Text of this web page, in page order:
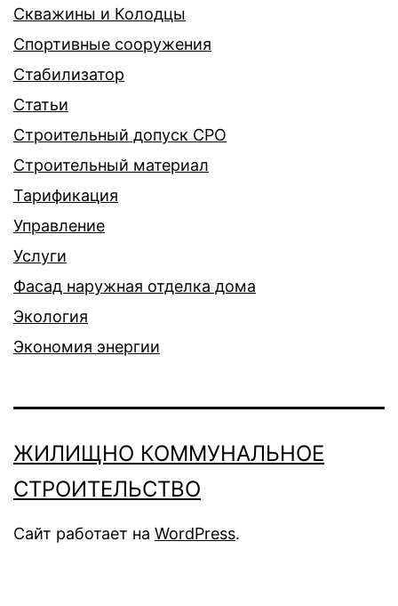
Скважины и Колодцы
Спортивные сооружения
Стабилизатор
Статьи
Строительный допуск СРО
Строительный материал
Тарификация
Управление
Услуги
Фасад наружная отделка дома
Экология
Экономия энергии
ЖИЛИЩНО КОММУНАЛЬНОЕ
СТРОИТЕЛЬСТВО
Сайт работает на WordPress.